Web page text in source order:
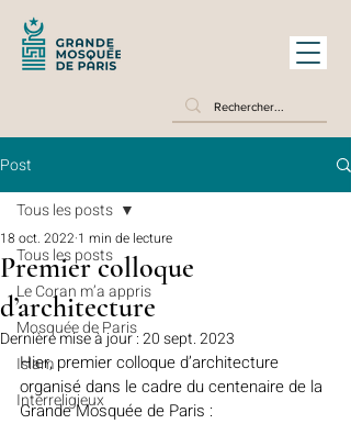
Post
Tous les posts
Le Coran m’a appris
Mosquée de Paris
Islam
Interreligieux
Tous les posts
Premier colloque
d’architecture
18 oct. 2022 1 min de lecture
Dernière mise à jour :20 sept. 2023
Hier, premier colloque d’architecture
organisé dans le cadre du centenaire de la
Grande Mosquée de Paris :